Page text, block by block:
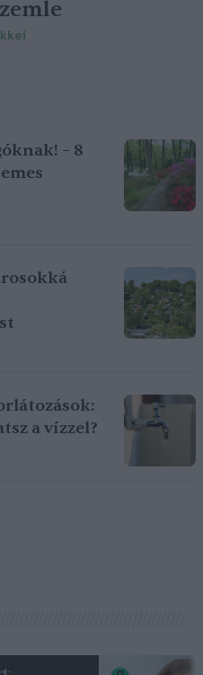
– 8
a vízzel?